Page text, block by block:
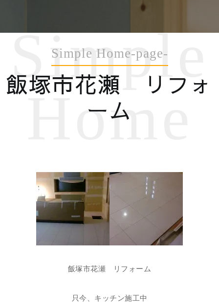
Simple
Home
Simple Home-page-
飯塚市花瀬 リフォ
ーム
飯塚市花瀬 リフォーム
只今、キッチン施工中